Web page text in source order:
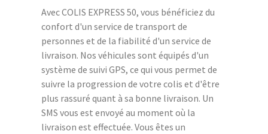
Avec COLIS EXPRESS 50, vous bénéficiez du
confort d'un service de transport de
personnes et de la fiabilité d'un service de
livraison. Nos véhicules sont équipés d'un
système de suivi GPS, ce qui vous permet de
suivre la progression de votre colis et d'être
plus rassuré quant à sa bonne livraison. Un
SMS vous est envoyé au moment où la
livraison est effectuée. Vous êtes un